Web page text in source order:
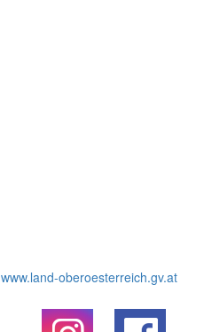
www.land-oberoesterreich.gv.at